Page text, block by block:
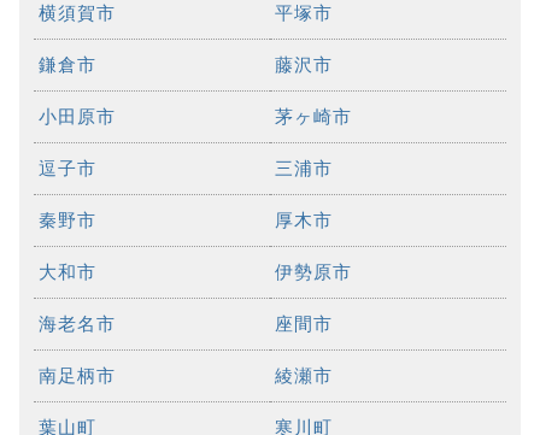
横須賀市 平塚市
鎌倉市 藤沢市
小田原市 茅ヶ崎市
逗子市 三浦市
秦野市 厚木市
大和市 伊勢原市
海老名市 座間市
南足柄市 綾瀬市
葉山町 寒川町